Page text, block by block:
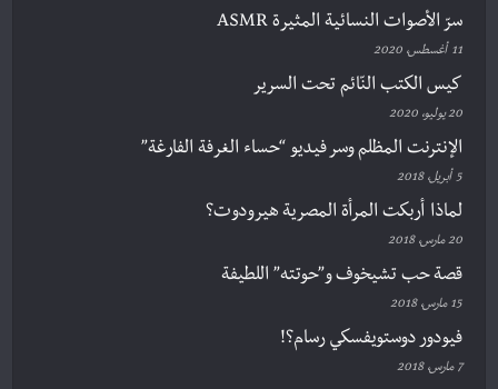
سرّ الأصوات النسائية المثيرة ASMR
11 أغسطس، 2020
كيس الكتب النّائم تحت السرير
20 يوليو، 2020
الإنترنت المظلم وسر فيديو “حساء الغرفة الفارغة”
5 أبريل، 2018
لماذا أربكت المرأة المصرية هيرودوت؟
20 مارس، 2018
قصة حب تشيخوف و”حوتته” اللطيفة
15 مارس، 2018
فيودور دوستويفسكي رسام؟!
7 مارس، 2018